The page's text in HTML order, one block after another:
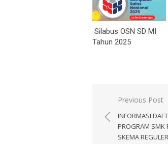
Silabus OSN SD MI
Tahun 2025
Navigasi
pos
Previous Post
INFORMASI
PROGRAM SMK
SKEMA